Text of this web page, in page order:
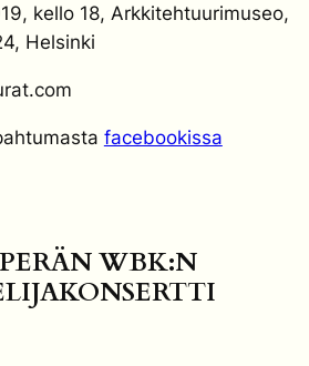
kello 18, Arkkitehtuurimuseo,
Helsinki
facebookissa
WBK:N